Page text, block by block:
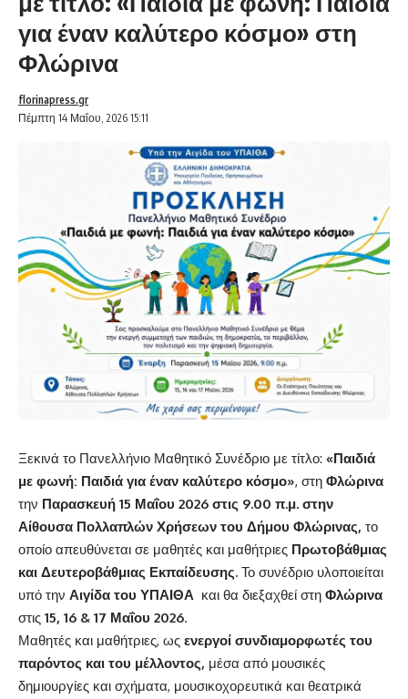
για έναν καλύτερο κόσμο» στη
Φλώρινα
Πέμπτη 14 Μαΐου, 2026 15:11
florinapress.gr
Ξεκινά το Πανελλήνιο Μαθητικό Συνέδριο με τίτλο: «Παιδιά
με φωνή: Παιδιά για έναν καλύτερο κόσμο», στη Φλώρινα
την Παρασκευή 15 Μαΐου 2026 στις 9.00 π.μ. στην
Αίθουσα Πολλαπλών Χρήσεων του Δήμου Φλώρινας, το
οποίο απευθύνεται σε μαθητές και μαθήτριες Πρωτοβάθμιας
και Δευτεροβάθμιας Εκπαίδευσης. Το συνέδριο υλοποιείται
υπό την Αιγίδα του ΥΠΑΙΘΑ και θα διεξαχθεί στη Φλώρινα
στις 15, 16 & 17 Μαΐου 2026.
Μαθητές και μαθήτριες, ως ενεργοί συνδιαμορφωτές του
παρόντος και του μέλλοντος, μέσα από μουσικές
δημιουργίες και σχήματα, μουσικοχορευτικά και θεατρικά